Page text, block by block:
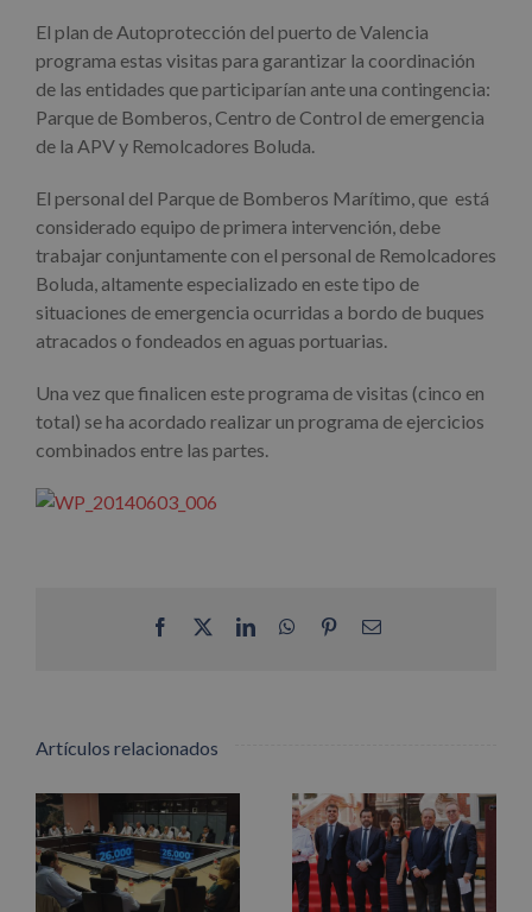
El plan de Autoprotección del puerto de Valencia
programa estas visitas para garantizar la coordinación
de las entidades que participarían ante una contingencia:
Parque de Bomberos, Centro de Control de emergencia
de la APV y Remolcadores Boluda.
El personal del Parque de Bomberos Marítimo, que está
considerado equipo de primera intervención, debe
trabajar conjuntamente con el personal de Remolcadores
Boluda, altamente especializado en este tipo de
situaciones de emergencia ocurridas a bordo de buques
atracados o fondeados en aguas portuarias.
Una vez que finalicen este programa de visitas (cinco en
total) se ha acordado realizar un programa de ejercicios
combinados entre las partes.
Facebook LinkedInWhatsApp
PinterestCorreo
Artículos relacionados